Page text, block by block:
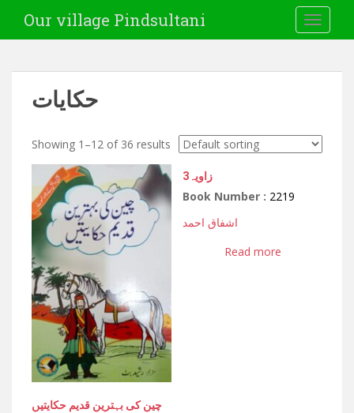
Our village Pindsultani
حکایات
Showing 1–12 of 36 results
چین کی بہترین قدیم حکایتیں
3زاویہ
Book Number : 2219
اشفاق احمد
Read more